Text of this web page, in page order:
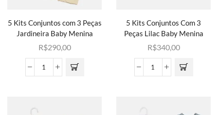
5 Kits Conjuntos com 3 Peças
Jardineira Baby Menina
R$290,00
5 Kits Conjuntos Com 3
Peças Lilac Baby Menina
R$340,00